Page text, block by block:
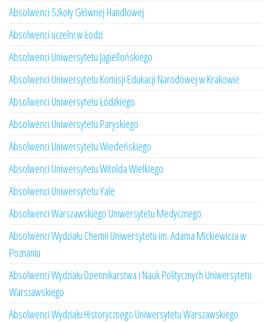
Absolwenci Szkoły Głównej Handlowej
Absolwenci uczelni w Łodzi
Absolwenci Uniwersytetu Jagiellońskiego
Absolwenci Uniwersytetu Komisji Edukacji Narodowej w Krakowie
Absolwenci Uniwersytetu Łódzkiego
Absolwenci Uniwersytetu Paryskiego
Absolwenci Uniwersytetu Wiedeńskiego
Absolwenci Uniwersytetu Witolda Wielkiego
Absolwenci Uniwersytetu Yale
Absolwenci Warszawskiego Uniwersytetu Medycznego
Absolwenci Wydziału Chemii Uniwersytetu im. Adama Mickiewicza w
Poznaniu
Absolwenci Wydziału Dziennikarstwa i Nauk Politycznych Uniwersytetu
Warszawskiego
Absolwenci Wydziału Historycznego Uniwersytetu Warszawskiego